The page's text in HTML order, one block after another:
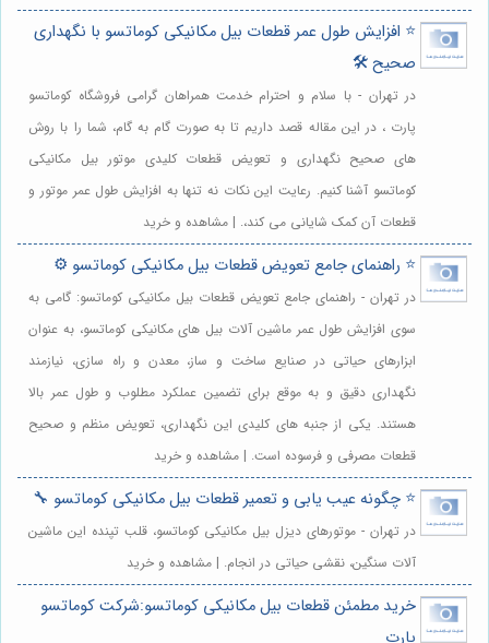
⭐️ افزایش طول عمر قطعات بیل مکانیکی کوماتسو با نگهداری
صحیح 🛠️
در تهران - با سلام و احترام خدمت همراهان گرامی فروشگاه کوماتسو
پارت ، در این مقاله قصد داریم تا به صورت گام به گام، شما را با روش
های صحیح نگهداری و تعویض قطعات کلیدی موتور بیل مکانیکی
کوماتسو آشنا کنیم. رعایت این نکات نه تنها به افزایش طول عمر موتور و
قطعات آن کمک شایانی می کند،. | مشاهده و خرید
⭐️ راهنمای جامع تعویض قطعات بیل مکانیکی کوماتسو ⚙️
در تهران - راهنمای جامع تعویض قطعات بیل مکانیکی کوماتسو: گامی به
سوی افزایش طول عمر ماشین آلات بیل های مکانیکی کوماتسو، به عنوان
ابزارهای حیاتی در صنایع ساخت و ساز، معدن و راه سازی، نیازمند
نگهداری دقیق و به موقع برای تضمین عملکرد مطلوب و طول عمر بالا
هستند. یکی از جنبه های کلیدی این نگهداری، تعویض منظم و صحیح
قطعات مصرفی و فرسوده است. | مشاهده و خرید
⭐️ چگونه عیب یابی و تعمیر قطعات بیل مکانیکی کوماتسو 🔧
در تهران - موتورهای دیزل بیل مکانیکی کوماتسو، قلب تپنده این ماشین
آلات سنگین، نقشی حیاتی در انجام. | مشاهده و خرید
خرید مطمئن قطعات بیل مکانیکی کوماتسو:شرکت کوماتسو
پارت